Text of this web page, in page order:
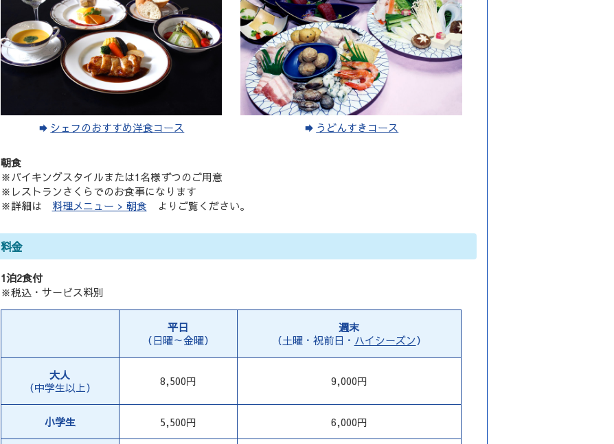
シェフのおすすめ洋食コース うどんすきコース
朝食
※バイキングスタイルまたは1名様ずつのご用意
※レストランさくらでのお食事になります
※詳細は 料理メニュー > 朝食 よりご覧ください。
料金
1泊2食付
※税込・サービス料別
平日
（日曜～金曜）
週末
（土曜・ 祝前日・ ハイシーズン）
大人
（中学生以上）
8,500円 9,000円
小学生 5,500円 6,000円